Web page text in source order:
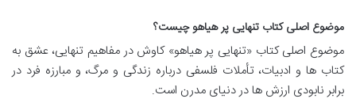
موضوع اصلی کتاب تنهایی پر هیاهو چیست؟
موضوع اصلی کتاب «تنهایی پر هیاهو» کاوش در مفاهیم تنهایی، عشق به
کتاب ها و ادبیات، تأملات فلسفی درباره زندگی و مرگ، و مبارزه فرد در
برابر نابودی ارزش ها در دنیای مدرن است.